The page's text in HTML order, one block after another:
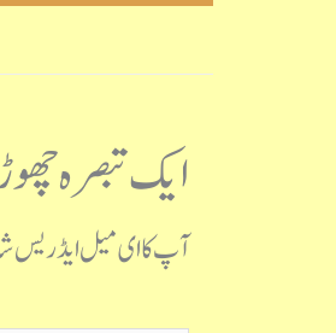
ایک تبصرہ
آپ کا ای میل ایڈریس